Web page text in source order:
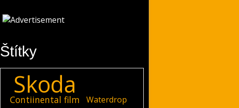
Štítky
Skoda
Contiinental film Waterdrop